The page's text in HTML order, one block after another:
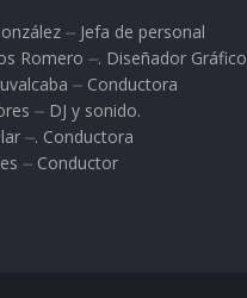
⏤ Jefa de personal
Romero ⏤. Diseñador Gráfico
⏤ Conductora
⏤ DJ y sonido.
⏤. Conductora
⏤ Conductor